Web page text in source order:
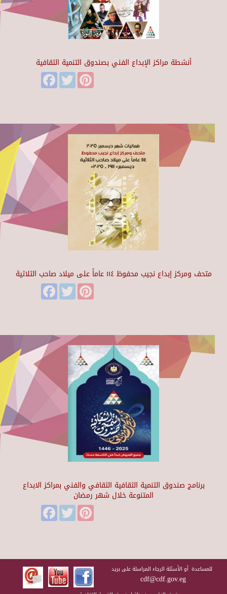
أنشطة مراكز الإبداع الفني بصندوق التنمية الثقافية
FacebookTwitter
متحف ومركز إبداع نجيب محفوظ ١١٤ عاماً على ميلاد صاحب الثلاثية
FacebookTwitter
برنامج صندوق التنمية الثقافية الثقافي والفني بمراكز الابداع
المتنوعة خلال شهر رمضان
FacebookTwitter
للمساعدة أو الأسئلة الرجاء المراسلة على بريد
cdf@cdf.gov.eg